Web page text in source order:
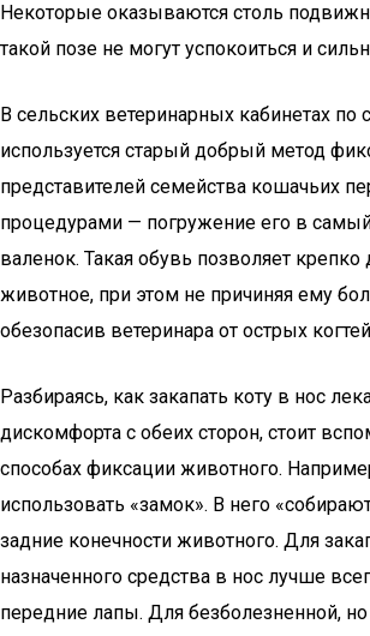
Некоторые оказываются столь
такой позе не могут успокоиться и
В сельских ветеринарных кабинетах по
используется старый добрый метод
представителей семейства кошачьих
процедурами — погружение его в
валенок. Такая обувь позволяет крепко
животное, при этом не причиняя ему
обезопасив ветеринара от острых
Разбираясь, как закапать коту в нос
дискомфорта с обеих сторон, стоит
способах фиксации животного.
использовать «замок». В него
задние конечности животного. Для
назначенного средства в нос лучше
передние лапы. Для безболезненной,